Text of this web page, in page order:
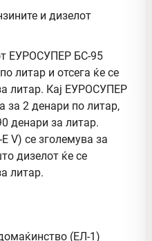
ЕУРОСУПЕР БС-95
литар и отсега ќе се
литар. Кај ЕУРОСУПЕР
за 2 денари по литар,
денари за литар.
V) се зголемува за
дизелот ќе се
литар.
(ЕЛ-1)